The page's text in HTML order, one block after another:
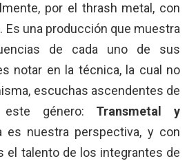
por el thrash metal, con
Es una producción que muestra
de cada uno de sus
notar en la técnica, la cual no
escuchas ascendentes de
género: Transmetal y
es nuestra perspectiva, y con
el talento de los integrantes de